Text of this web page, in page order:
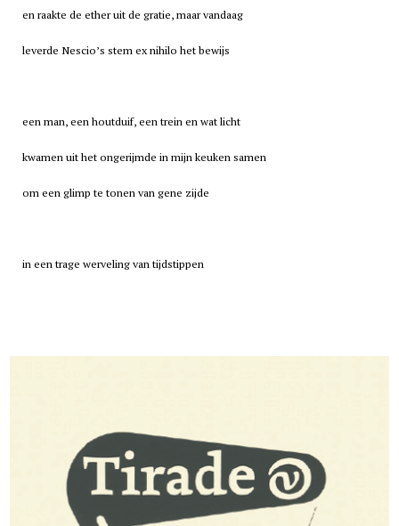
en raakte de ether uit de gratie, maar vandaag
leverde Nescio’s stem ex nihilo het bewijs
een man, een houtduif, een trein en wat licht
kwamen uit het ongerijmde in mijn keuken samen
om een glimp te tonen van gene zijde
in een trage werveling van tijdstippen